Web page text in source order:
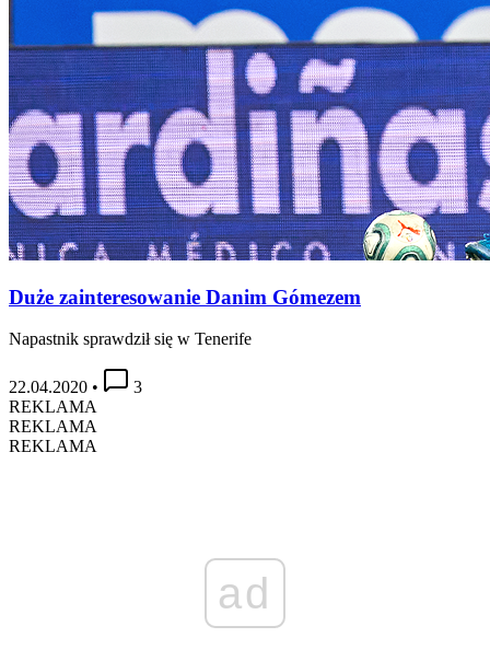
Duże zainteresowanie Danim Gómezem
Napastnik sprawdził się w Tenerife
22.04.2020 •
3
REKLAMA
REKLAMA
REKLAMA
ad